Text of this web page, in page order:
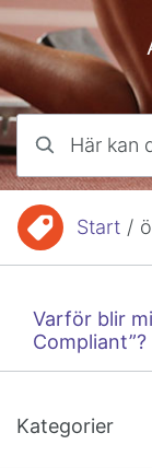
Hoppa till innehåll
Du är här:Start /
Varför blir
Compliant”?
Kategorier